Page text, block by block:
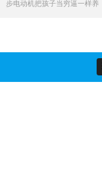
步电动机把孩子当穷逼一样养